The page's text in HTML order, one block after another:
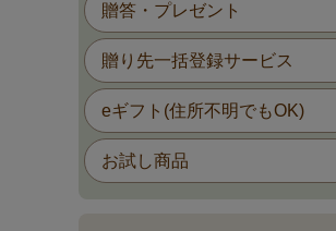
贈答・プレゼント
贈り先一括登録サービス
eギフト(住所不明でもOK)
お試し商品